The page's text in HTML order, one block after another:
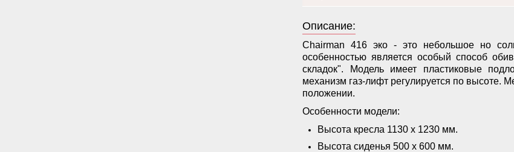
Описание:
Chairman 416 эко - это небольшое но
особенностью является особый способ
складок". Модель имеет пластиковые
механизм газ-лифт регулируется по высоте.
положении.
Особенности модели:
Высота кресла 1130 х 1230 мм.
Высота сиденья 500 х 600 мм.